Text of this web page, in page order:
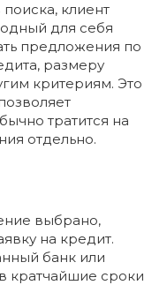
клиент
для себя
предложения по
размеру
критериям. Это
тратится на
отдельно.
выбрано,
на кредит.
банк или
кратчайшие сроки